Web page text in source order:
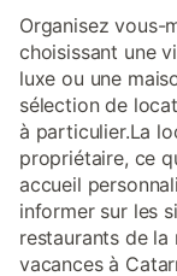
Organisez vous-
choisissant une
luxe ou une
sélection de
à particulier.La
propriétaire, ce
accueil
informer sur les
restaurants de la
vacances à